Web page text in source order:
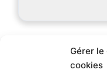
Gérer
cookies